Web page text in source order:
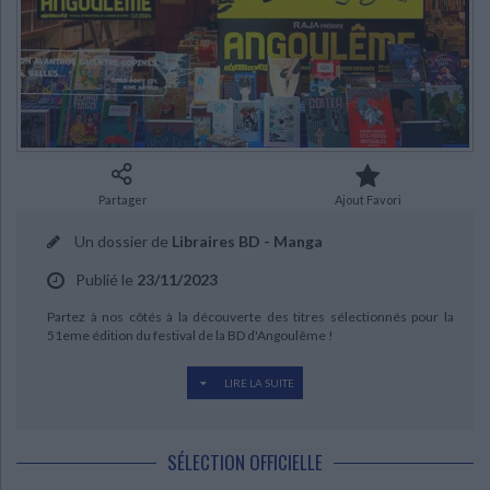
CHARGEMENT...
Bibliothèque de la Pléiade Critique et histoire littéraire
Classiques scolaires Littérature ancienne et médiévale
Littérature de voyage Audio - Livres lus
Littérature en version originale Humour
Ecologie - Environnement Religions - Spiritualités
Histoire de France Biographies historiques
Histoire - Généralités Histoire des pays
Histoire ancienne Géographie
Culture scientifique
Danse
Partager Ajout Favori
Un dossier de Libraires BD - Manga
Publié le 23/11/2023
Partez à nos côtés à la découverte des titres sélectionnés pour la
51eme édition du festival de la BD d'Angoulême !
LIRE LA SUITE
Avec cette 51eme édition, les sélections sont des plus éclectiques et
SÉLECTION OFFICIELLE